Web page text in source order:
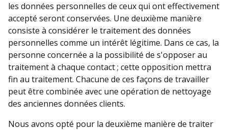
les données personnelles de ceux qui ont effectivement
accepté seront conservées. Une deuxième manière
consiste à considérer le traitement des données
personnelles comme un intérêt légitime. Dans ce cas, la
personne concernée a la possibilité de s'opposer au
traitement à chaque contact ; cette opposition mettra
fin au traitement. Chacune de ces façons de travailler
peut être combinée avec une opération de nettoyage
des anciennes données clients.
Nous avons opté pour la deuxième manière de traiter